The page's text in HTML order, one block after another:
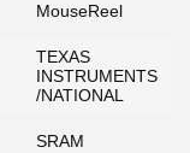
MouseReel
TEXAS
INSTRUMENTS
/NATIONAL
SRAM